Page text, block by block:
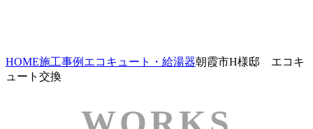
HOME施工事例 エコキュート・給湯器朝霞市H様邸 エコキ
ュート交換